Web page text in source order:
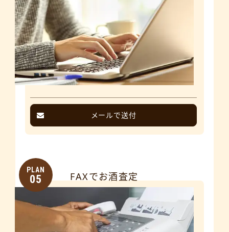
メールで送付
PLAN
05 FAXでお酒査定